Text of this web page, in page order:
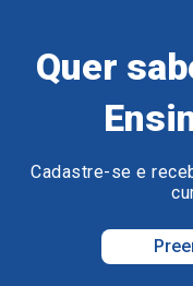
Quer
Cadastre-se e